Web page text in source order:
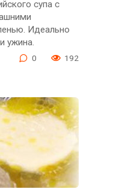
супа с
Идеально
ужина.
0 192